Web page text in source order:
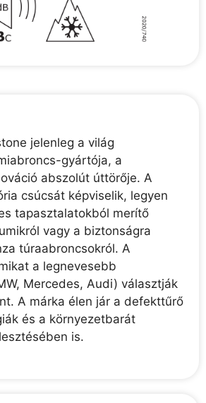
jelenleg a világ
gyártója, a
abszolút úttörője. A
csúcsát képviselik, legyen
tapasztalatokból merítő
vagy a biztonságra
túraabroncsokról. A
a legnevesebb
Mercedes, Audi) választják
A márka élen jár a defekttűrő
és a környezetbarát
is.